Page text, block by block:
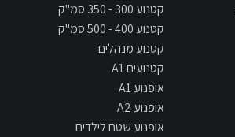
קטנוע 300 - 350 סמ"ק
קטנוע 400 - 500 סמ"ק
קטנוע מנהלים
קטנועים A1
אופנוע A1
אופנוע A2
אופנוע שטח לילדים